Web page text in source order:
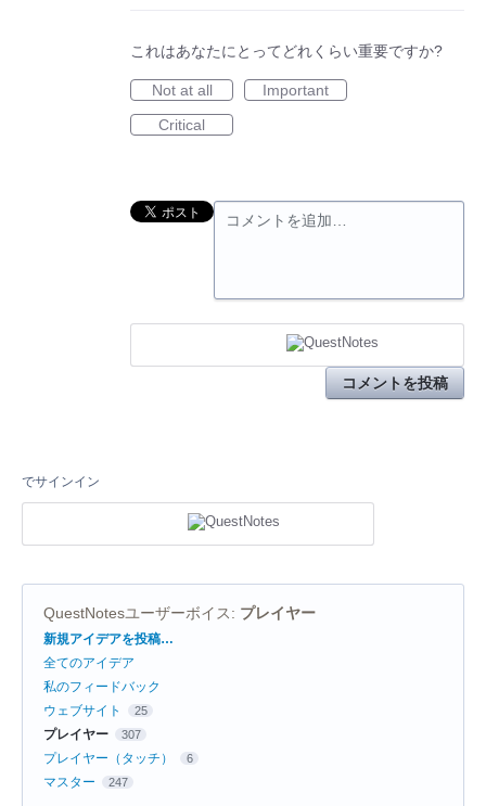
これはあなたにとってどれくらい重要ですか?
Not at all
Important
Critical
コメントを追加…
コメントを投稿
でサインイン
QuestNotesユーザーボイス: プレイヤー
カ
テ
ゴ
リ
新規アイデアを投稿…
全てのアイデア
私のフィードバック
ウェブサイト
25
プレイヤー 307
プレイヤー（タッチ） 6
マスター 247